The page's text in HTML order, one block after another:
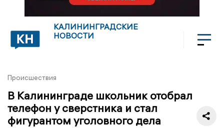
КАЛИНИНГРАДСКИЕ
НОВОСТИ
Происшествия
В Калининграде школьник отобрал
телефон у сверстника и стал
фигурантом уголовного дела